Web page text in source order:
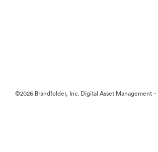
©2026 Brandfolder, Inc. Digital Asset Management ·